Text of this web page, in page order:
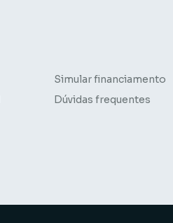
Simular financiamento
Dúvidas frequentes